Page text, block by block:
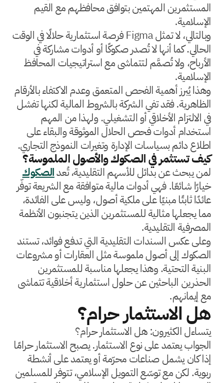
المستثمرين المهتمين بتوافق محافظهم مع القيم
الإسلامية.
وبالتالي، لا تمثل Figma فرصة استثمارية حلالًا في الوقت
الحالي. كما أنها لا تُصدر صكوكًا أو أدوات مشاركة في
الأرباح، ولا تُصمَّم لتتماشى مع استراتيجيات المحافظ
الإسلامية.
وهذا يُبرز أهمية الفحص المتعمق وعدم الاكتفاء بالأرقام
الظاهرية. فقد تفي الشركة بالشروط المالية لكنها تفشل
في الالتزام الأخلاقي أو التشغيلي. ولهذا من المهم
استخدام أدوات فحص الحلال الموثوقة والبقاء على
اطلاع دائم بسياسات الإدارة وتغيرات النموذج التجاري.
كيف تستثمر في الصكوك والأصول الملموسة؟
لمن يبحث عن بدائل للأسهم التقليدية، تُعدالصكوك
خيارًا شائعًا. فهي أدوات مالية متوافقة مع الشريعة توفّر
عائدًا ثابتًا مبنيًا على ملكية أصول، وليس على الفائدة،
مما يجعلها مثالية للمستثمرين الذين يتجنبون الأنظمة
المصرفية التقليدية.
وعلى عكس السندات التقليدية التي تدفع فوائد، تستند
الصكوك إلى أصول ملموسة مثل العقارات أو مشروعات
البنية التحتية. وهذا يجعلها مناسبة للمستثمرين
الحذرين الباحثين عن حلول استثمارية أخلاقية تتماشى
مع إيمانهم.
هل الاستثمار حرام؟
يتساءل الكثيرون: هل الاستثمار حرام؟
الجواب يعتمد على نوع الاستثمار. يصبح الاستثمار حرامًا
إذا كان يشمل صناعات محرّمة أو يعتمد على أنشطة
ربوية. لكن مع توسّع التمويل الإسلامي، تتوفر للمسلمين